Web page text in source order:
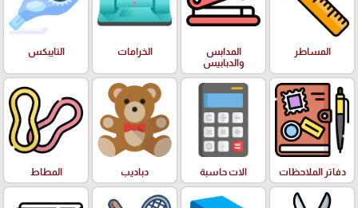
المساطر
المدابس
والدبابيس
الخرامات التايبكس
دفاتر الملاحظات الات حاسبة دباديب المطاط